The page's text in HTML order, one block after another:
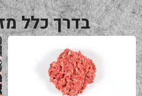
בדרך כלל